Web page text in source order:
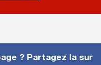
? Partagez la sur